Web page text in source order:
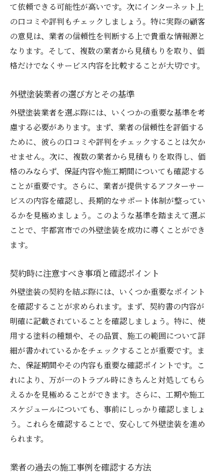
て依頼できる可能性が高いです。次にインターネット上
の口コミや評判もチェックしましょう。特に実際の顧客
の意見は、業者の信頼性を判断する上で貴重な情報源と
なります。そして、複数の業者から見積もりを取り、価
格だけでなくサービス内容を比較することが大切です。
外壁塗装業者の選び方とその基準
外壁塗装業者を選ぶ際には、いくつかの重要な基準を考
慮する必要があります。まず、業者の信頼性を評価する
ために、彼らの口コミや評判をチェックすることは欠か
せません。次に、複数の業者から見積もりを取得し、価
格のみならず、保証内容や施工期間についても確認する
ことが重要です。さらに、業者が提供するアフターサー
ビスの内容を確認し、長期的なサポート体制が整ってい
るかを見極めましょう。このような基準を踏まえて選ぶ
ことで、宇都宮市での外壁塗装を成功に導くことができ
ます。
契約時に注意すべき事項と確認ポイント
外壁塗装の契約を結ぶ際には、いくつか重要なポイント
を確認することが求められます。まず、契約書の内容が
明確に記載されていることを確認しましょう。特に、使
用する塗料の種類や、その品質、施工の範囲について詳
細が書かれているかをチェックすることが重要です。ま
た、保証期間やその内容も重要な確認ポイントです。こ
れにより、万が一のトラブル時にきちんと対処してもら
えるかを見極めることができます。さらに、工期や施工
スケジュールについても、事前にしっかり確認しましょ
う。これらを確認することで、安心して外壁塗装を進め
られます。
業者の過去の施工事例を確認する方法